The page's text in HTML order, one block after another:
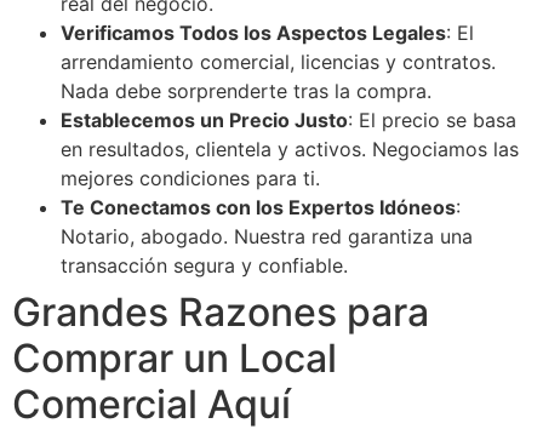
Verificamos Todos los Aspectos Legales: El
arrendamiento comercial, licencias y contratos.
Nada debe sorprenderte tras la compra.
Establecemos un Precio Justo: El precio se basa
en resultados, clientela y activos. Negociamos las
mejores condiciones para ti.
Te Conectamos con los Expertos Idóneos:
Notario, abogado. Nuestra red garantiza una
transacción segura y confiable.
Grandes Razones para
Comprar un Local
Comercial Aquí